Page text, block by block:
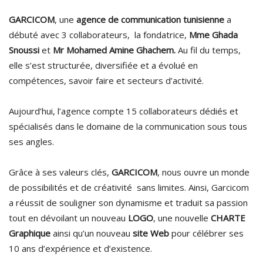
GARCICOM, une agence de communication tunisienne a
débuté avec 3 collaborateurs, la fondatrice, Mme Ghada
Snoussi et Mr Mohamed Amine Ghachem. Au fil du temps,
elle s’est structurée, diversifiée et a évolué en
compétences, savoir faire et secteurs d’activité.
Aujourd’hui, l’agence compte 15 collaborateurs dédiés et
spécialisés dans le domaine de la communication sous tous
ses angles.
Grâce à ses valeurs clés, GARCICOM, nous ouvre un monde
de possibilités et de créativité sans limites. Ainsi, Garcicom
a réussit de souligner son dynamisme et traduit sa passion
tout en dévoilant un nouveau LOGO, une nouvelle CHARTE
Graphique ainsi qu’un nouveau site Web pour célébrer ses
10 ans d’expérience et d’existence.